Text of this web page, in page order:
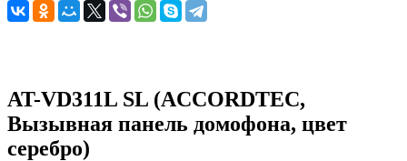
AT-VD311L SL (ACCORDTEC,
Вызывная панель домофона, цвет
серебро)